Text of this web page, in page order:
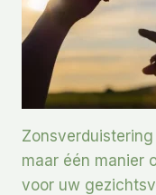
maar één manier
voor uw